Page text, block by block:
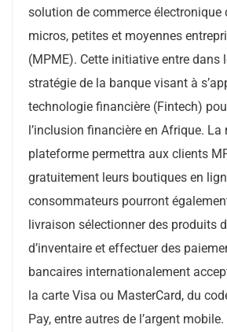
solution de commerce électronique
micros, petites et moyennes
(MPME). Cette initiative entre dans
stratégie de la banque visant à
technologie financière (Fintech)
l’inclusion financière en Afrique. La
plateforme permettra aux clients
gratuitement leurs boutiques en
consommateurs pourront
livraison sélectionner des produits
d’inventaire et effectuer des
bancaires internationalement
la carte Visa ou MasterCard, du
Pay, entre autres de l’argent